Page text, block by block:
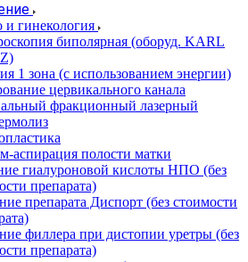
гинекология
биполярная (оборуд. KARL
1 зона (с использованием энергии)
цервикального канала
фракционный лазерный
аспирация полости матки
гиалуроновой кислоты НПО (без
препарата)
препарата Диспорт (без стоимости
филлера при дистопии уретры (без
препарата)